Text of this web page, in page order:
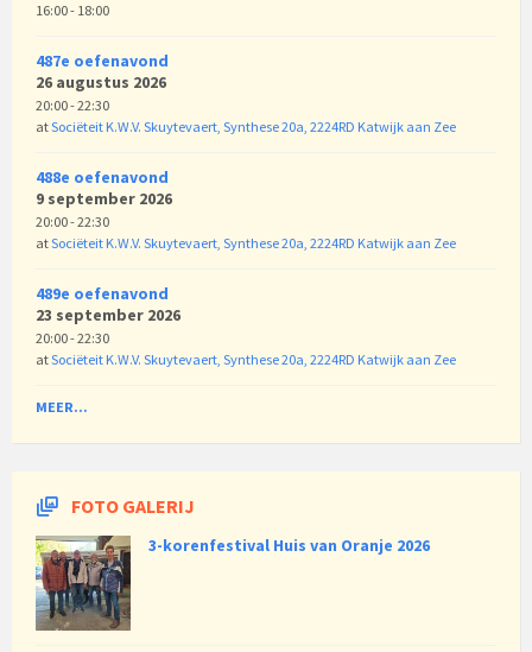
16:00 - 18:00
487e oefenavond
26 augustus 2026
20:00 - 22:30
atSociëteit K.W.V. Skuytevaert, Synthese 20a, 2224RD Katwijk aan Zee
488e oefenavond
9 september 2026
20:00 - 22:30
atSociëteit K.W.V. Skuytevaert, Synthese 20a, 2224RD Katwijk aan Zee
489e oefenavond
23 september 2026
20:00 - 22:30
atSociëteit K.W.V. Skuytevaert, Synthese 20a, 2224RD Katwijk aan Zee
MEER...
FOTO GALERIJ
3-korenfestival Huis van Oranje 2026